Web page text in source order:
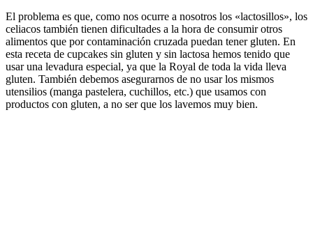
El problema es que, como nos ocurre a nosotros los «lactosillos», los
celiacos también tienen dificultades a la hora de consumir otros
alimentos que por contaminación cruzada puedan tener gluten. En
esta receta de cupcakes sin gluten y sin lactosa hemos tenido que
usar una levadura especial, ya que la Royal de toda la vida lleva
gluten. También debemos asegurarnos de no usar los mismos
utensilios (manga pastelera, cuchillos, etc.) que usamos con
productos con gluten, a no ser que los lavemos muy bien.